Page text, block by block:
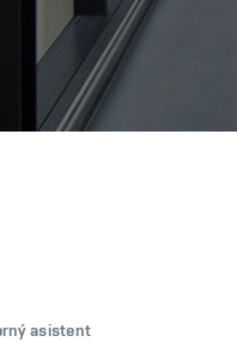
asistent